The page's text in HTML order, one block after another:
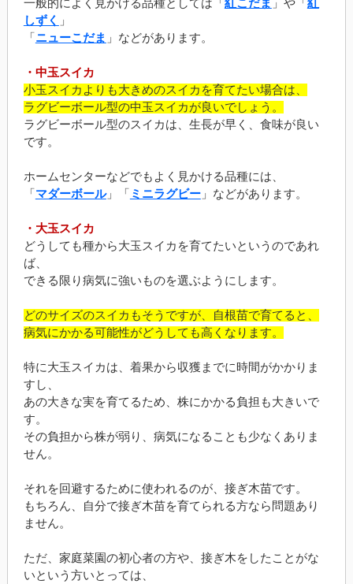
一般的によく見かける品種としては「 紅こだま 」や「 紅
しずく 」
「 ニューこだま 」などがあります。
・中玉スイカ
小玉スイカよりも大きめのスイカを育てたい場合は、
ラグビーボール型の中玉スイカが良いでしょう。
ラグビーボール型のスイカは、生長が早く、食味が良い
です。
ホームセンターなどでもよく見かける品種には、
「 マダーボール」「 ミニラグビー」などがあります。
・大玉スイカ
どうしても種から大玉スイカを育てたいというのであれ
ば、
できる限り病気に強いものを選ぶようにします。
どのサイズのスイカもそうですが、自根苗で育てると、
病気にかかる可能性がどうしても高くなります。
特に大玉スイカは、着果から収獲までに時間がかかりま
すし、
あの大きな実を育てるため、株にかかる負担も大きいで
す。
その負担から株が弱り、病気になることも少なくありま
せん。
それを回避するために使われるのが、接ぎ木苗です。
もちろん、自分で接ぎ木苗を育てられる方なら問題あり
ません。
ただ、家庭菜園の初心者の方や、接ぎ木をしたことがな
いという方いとっては、